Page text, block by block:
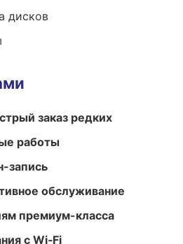
дисков
заказ редких
работы
запись
обслуживание
премиум-класса
с Wi‑Fi